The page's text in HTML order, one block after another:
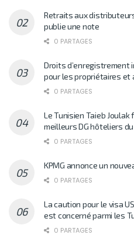
Retraits aux
publie une note
0 PARTAGES
Droits d’enregistrement
pour les propriétaires et
0 PARTAGES
Le Tunisien Taieb
meilleurs DG hôteliers
0 PARTAGES
KPMG annonce un
0 PARTAGES
La caution pour le visa
est concerné parmi les
0 PARTAGES